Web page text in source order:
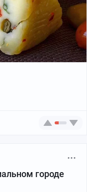
городе